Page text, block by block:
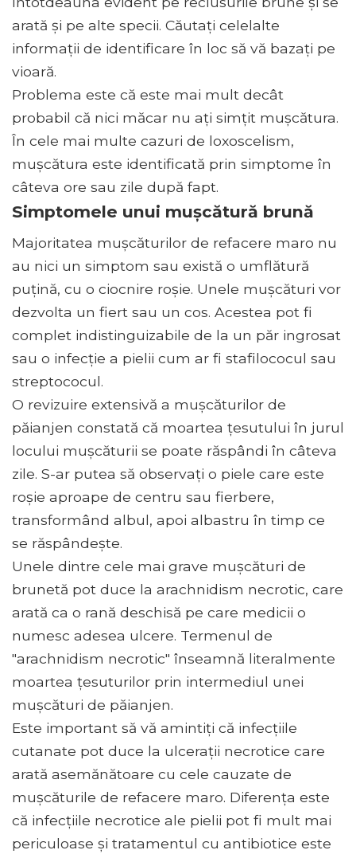
arată și pe alte specii. Căutați celelalte
informații de identificare în loc să vă bazați pe
vioară.
Problema este că este mai mult decât
probabil că nici măcar nu ați simțit mușcătura.
În cele mai multe cazuri de loxoscelism,
mușcătura este identificată prin simptome în
câteva ore sau zile după fapt.
Simptomele unui mușcătură brună
Majoritatea mușcăturilor de refacere maro nu
au nici un simptom sau există o umflătură
puțină, cu o ciocnire roșie. Unele mușcături vor
dezvolta un fiert sau un cos. Acestea pot fi
complet indistinguizabile de la un păr ingrosat
sau o infecție a pielii cum ar fi stafilococul sau
streptococul.
O revizuire extensivă a mușcăturilor de
păianjen constată că moartea țesutului în jurul
locului mușcăturii se poate răspândi în câteva
zile. S-ar putea să observați o piele care este
roșie aproape de centru sau fierbere,
transformând albul, apoi albastru în timp ce
se răspândește.
Unele dintre cele mai grave mușcături de
brunetă pot duce la arachnidism necrotic, care
arată ca o rană deschisă pe care medicii o
numesc adesea ulcere. Termenul de
"arachnidism necrotic" înseamnă literalmente
moartea țesuturilor prin intermediul unei
mușcături de păianjen.
Este important să vă amintiți că infecțiile
cutanate pot duce la ulcerații necrotice care
arată asemănătoare cu cele cauzate de
mușcăturile de refacere maro. Diferența este
că infecțiile necrotice ale pielii pot fi mult mai
periculoase și tratamentul cu antibiotice este